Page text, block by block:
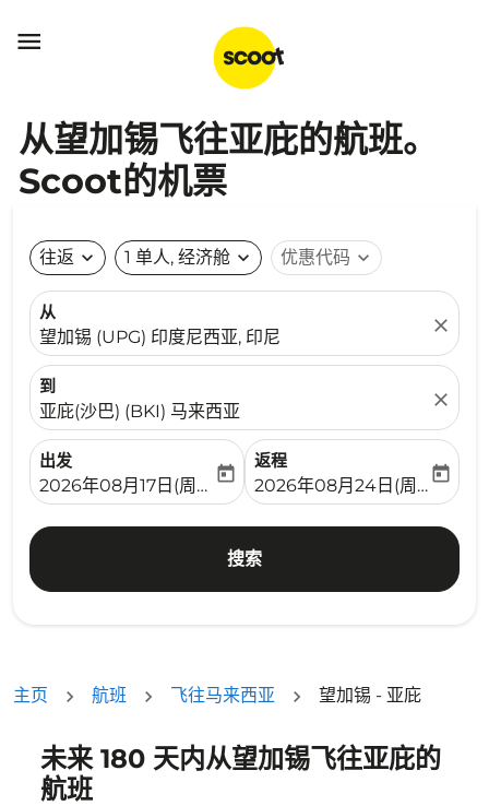

从望加锡飞往亚庇的航班。
Scoot的机票
往返 expand_more 1 单人, 经济舱 expand_more 优惠代码 expand_more
从
望加锡 (UPG) 印度尼西亚, 印尼
close
到
亚庇(沙巴) (BKI) 马来西亚
close
出发
fc-booking-departure-date-aria-label
2026年08月17日(周一)
today
返程
fc-booking-return-date-
2026年08月24日(周一)
today
搜索
主页 航班 飞往马来西亚 望加锡 - 亚庇
未来 180 天内从望加锡飞往亚庇的
航班
没有符合您的筛选条件的机票。请调整您的筛选条件。